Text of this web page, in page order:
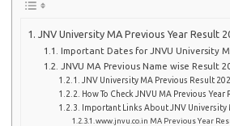
JNV University MA Previous Year Result
Important Dates for JNVU University
JNVU MA Previous Name wise Result
JNV University MA Previous Result
How To Check JNVU MA Previous Year
Important Links About JNV University
www.jnvu.co.in MA Previous Year